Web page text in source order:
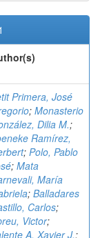
Primera, José
; Monasterio
Dilia M.;
Ramírez,
; Polo, Pablo
; Mata
María
; Balladares
Carlos;
Victor;
A, Xavier J.;